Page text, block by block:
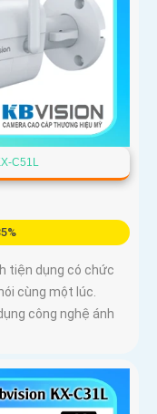
C51L
tiện dụng có chức
cùng một lúc.
công nghệ ánh